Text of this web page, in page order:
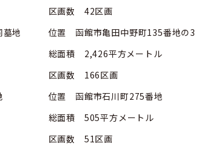
42区画
同墓地 位置 函館市亀田中野町135番地の3
2,426平方メートル
166区画
地 位置 函館市石川町275番地
505平方メートル
51区画